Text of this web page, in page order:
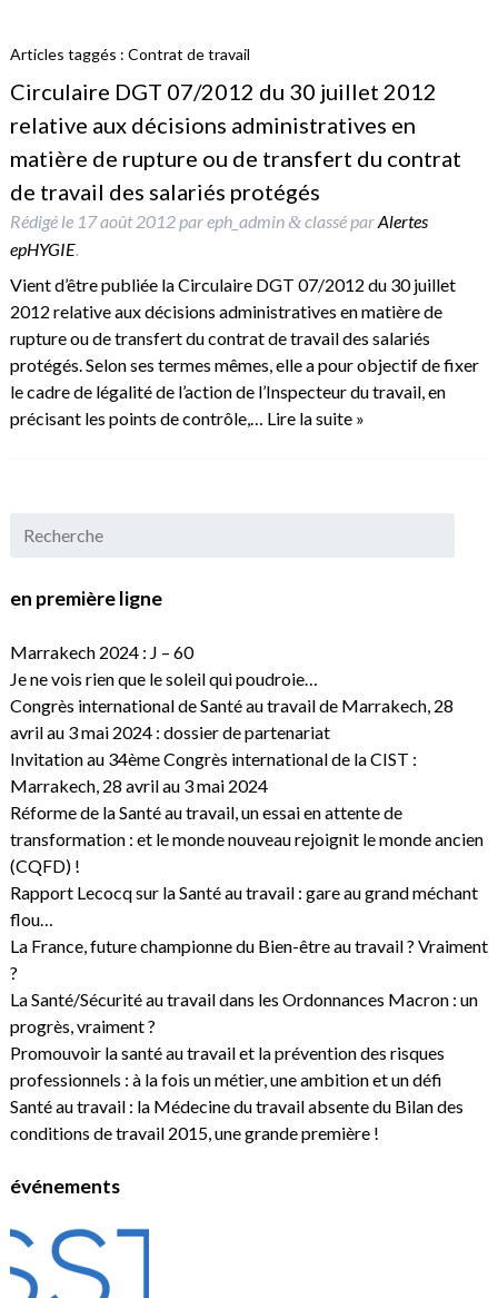
Articles taggés : Contrat de travail
Circulaire DGT 07/2012 du 30 juillet 2012
relative aux décisions administratives en
matière de rupture ou de transfert du contrat
de travail des salariés protégés
Rédigé le 17 août 2012pareph_admin &classé parAlertes
epHYGIE.
Vient d’être publiée la Circulaire DGT 07/2012 du 30 juillet
2012 relative aux décisions administratives en matière de
rupture ou de transfert du contrat de travail des salariés
protégés. Selon ses termes mêmes, elle a pour objectif de fixer
le cadre de légalité de l’action de l’Inspecteur du travail, en
précisant les points de contrôle,… Lire la suite »
en première ligne
Marrakech 2024 : J – 60
Je ne vois rien que le soleil qui poudroie…
Congrès international de Santé au travail de Marrakech, 28
avril au 3 mai 2024 : dossier de partenariat
Invitation au 34ème Congrès international de la CIST :
Marrakech, 28 avril au 3 mai 2024
Réforme de la Santé au travail, un essai en attente de
transformation : et le monde nouveau rejoignit le monde ancien
(CQFD) !
Rapport Lecocq sur la Santé au travail : gare au grand méchant
flou…
La France, future championne du Bien-être au travail ? Vraiment
?
La Santé/Sécurité au travail dans les Ordonnances Macron : un
progrès, vraiment ?
Promouvoir la santé au travail et la prévention des risques
professionnels : à la fois un métier, une ambition et un défi
Santé au travail : la Médecine du travail absente du Bilan des
conditions de travail 2015, une grande première !
événements